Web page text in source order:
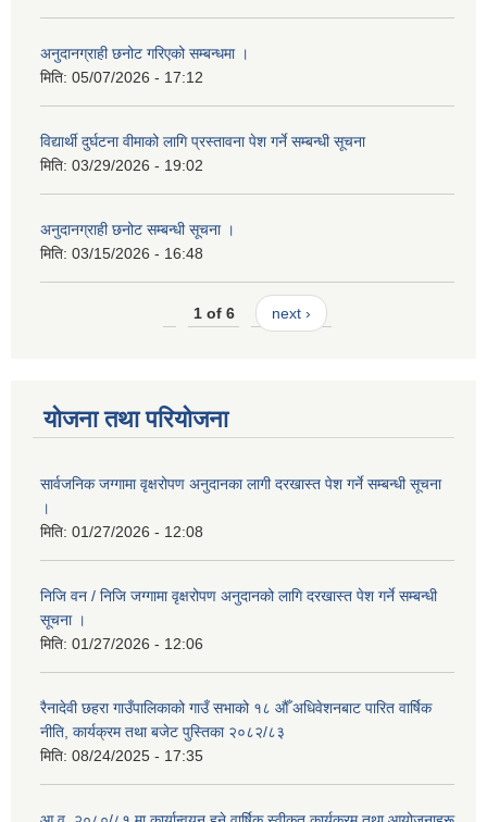
अनुदानग्राही छनोट गरिएको सम्बन्धमा ।
मिति: 05/07/2026 - 17:12
विद्यार्थी दुर्घटना वीमाको लागि प्रस्तावना पेश गर्ने सम्बन्धी सूचना
मिति: 03/29/2026 - 19:02
अनुदानग्राही छनोट सम्बन्धी सूचना ।
मिति: 03/15/2026 - 16:48
1 of 6 next ›
योजना तथा परियोजना
सार्वजनिक जग्गामा वृक्षरोपण अनुदानका लागी दरखास्त पेश गर्ने सम्बन्धी सूचना
।
मिति: 01/27/2026 - 12:08
निजि वन / निजि जग्गामा वृक्षरोपण अनुदानको लागि दरखास्त पेश गर्ने सम्बन्धी
सूचना ।
मिति: 01/27/2026 - 12:06
रैनादेवी छहरा गाउँपालिकाको गाउँ सभाको १८ औँ अधिवेशनबाट पारित वार्षिक
नीति, कार्यक्रम तथा बजेट पुस्तिका २०८२/८३
मिति: 08/24/2025 - 17:35